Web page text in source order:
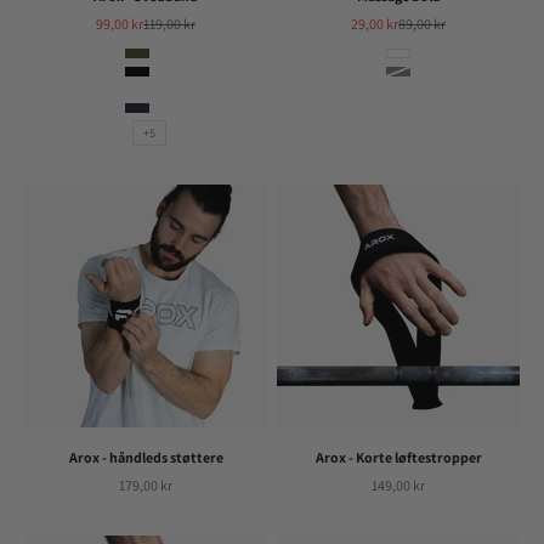
Salgspris
99,00 krNormalpris
119,00 kr
Farve
Camo
Sort
Dustygreen
Mørkblå
+5
Salgspris
29,00 krNormalpris
89,00 kr
Hvid
Grå
Arox - håndleds støttere
Salgspris
179,00 kr
Arox - Korte løftestropper
Salgspris
149,00 kr